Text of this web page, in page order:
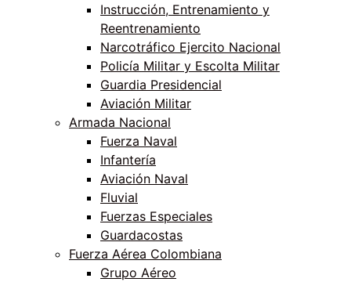
Instrucción, Entrenamiento y
Reentrenamiento
Narcotráfico Ejercito Nacional
Policía Militar y Escolta Militar
Guardia Presidencial
Aviación Militar
Armada Nacional
Fuerza Naval
Infantería
Aviación Naval
Fluvial
Fuerzas Especiales
Guardacostas
Fuerza Aérea Colombiana
Grupo Aéreo